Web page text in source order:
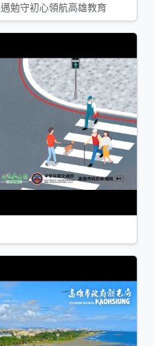
勉守初心領航高雄教育